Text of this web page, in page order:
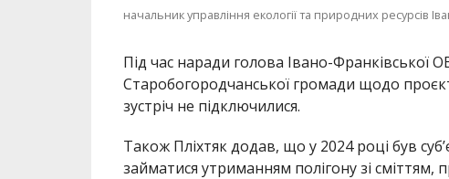
начальник управління екології та природних ресурсів
Під час наради голова Івано-Франківської
Старобогородчанської громади щодо
зустріч не підключилися.
Також Пліхтяк додав, що у 2024 році був
займатися утриманням полігону зі сміттям,